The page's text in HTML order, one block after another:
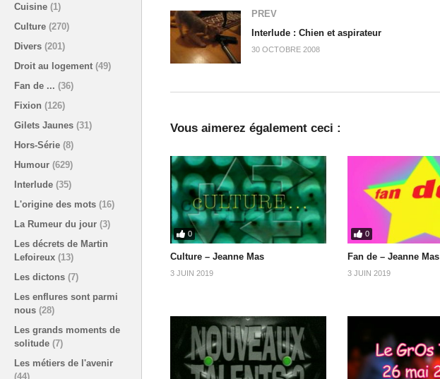
Cuisine (1)
Culture (270)
Divers (201)
Droit au logement (49)
Fan de ... (36)
Fixion (126)
Gilets Jaunes (31)
Hors-Série (8)
Humour (629)
Interlude (35)
L'origine des mots (16)
La Rumeur du jour (3)
Les décrets de Martin
Lefoireux (13)
Les dictons (7)
Les enflures sont parmi
nous (28)
Les grands moments de
solitude (7)
Les métiers de l'avenir
(44)
PREV
Interlude : Chien et aspirateur
30 OCTOBRE 2008
Vous aimerez également ceci :
0
Culture – Jeanne Mas
3 JUIN 2019
0
Fan de – Jeanne Mas
3 JUIN 2019